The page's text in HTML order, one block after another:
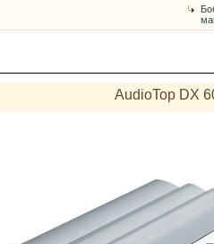
AudioTop DX